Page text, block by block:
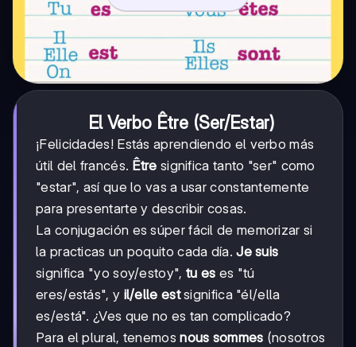
El Verbo Être (Ser/Estar)
¡Felicidades! Estás aprendiendo el verbo más
útil del francés. Être significa tanto "ser" como
"estar", así que lo vas a usar constantemente
para presentarte y describir cosas.
La conjugación es súper fácil de memorizar si
la practicas un poquito cada día.Je suis
significa "yo soy/estoy", tu es es "tú
eres/estás", y il/elle estsignifica "él/ella
es/está". ¿Ves que no es tan complicado?
Para el plural, tenemosnous sommes (nosotros